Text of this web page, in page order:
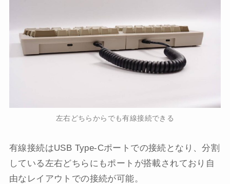
左右どちらからでも有線接続できる
有線接続はUSB Type-Cポートでの接続となり、分割
している左右どちらにもポートが搭載されており自
由なレイアウトでの接続が可能。